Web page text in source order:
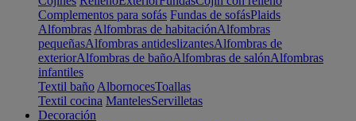
Complementos para sofás Fundas de sofásPlaids
Alfombras Alfombras de habitaciónAlfombras
pequeñasAlfombras antideslizantesAlfombras de
exteriorAlfombras de bañoAlfombras de salónAlfombras
infantiles
Textil baño AlbornocesToallas
Textil cocina MantelesServilletas
Decoración